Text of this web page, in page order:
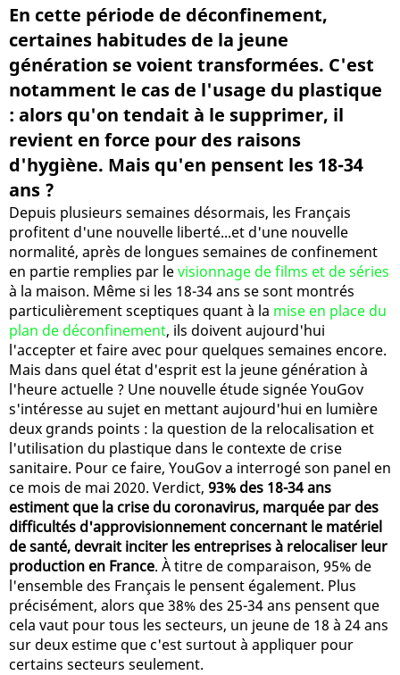
En cette période de déconfinement,
certaines habitudes de la jeune
génération se voient transformées. C'est
notamment le cas de l'usage du plastique
: alors qu'on tendait à le supprimer, il
revient en force pour des raisons
d'hygiène. Mais qu'en pensent les 18-34
ans ?
Depuis plusieurs semaines désormais, les Français
profitent d'une nouvelle liberté...et d'une nouvelle
normalité, après de longues semaines de confinement
en partie remplies par levisionnage de films et de séries
à la maison. Même si les 18-34 ans se sont montrés
particulièrement sceptiques quant à la mise en place du
plan de déconfinement, ils doivent aujourd'hui
l'accepter et faire avec pour quelques semaines encore.
Mais dans quel état d'esprit est la jeune génération à
l'heure actuelle ? Une nouvelle étude signée YouGov
s'intéresse au sujet en mettant aujourd'hui en lumière
deux grands points : la question de la relocalisation et
l'utilisation du plastique dans le contexte de crise
sanitaire. Pour ce faire, YouGov a interrogé son panel en
ce mois de mai 2020. Verdict, 93% des 18-34 ans
estiment que la crise du coronavirus, marquée par des
difficultés d'approvisionnement concernant le matériel
de santé, devrait inciter les entreprises à relocaliser leur
production en France. À titre de comparaison, 95% de
l'ensemble des Français le pensent également. Plus
précisément, alors que 38% des 25-34 ans pensent que
cela vaut pour tous les secteurs, un jeune de 18 à 24 ans
sur deux estime que c'est surtout à appliquer pour
certains secteurs seulement.